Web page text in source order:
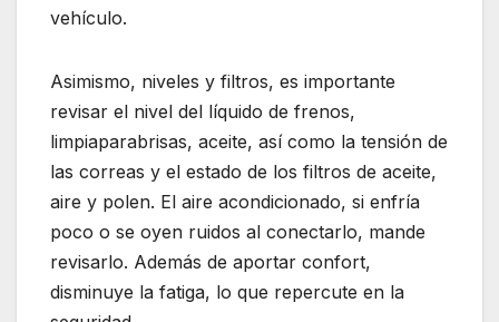
vehículo.
Asimismo, niveles y filtros, es importante
revisar el nivel del líquido de frenos,
limpiaparabrisas, aceite, así como la tensión de
las correas y el estado de los filtros de aceite,
aire y polen. El aire acondicionado, si enfría
poco o se oyen ruidos al conectarlo, mande
revisarlo. Además de aportar confort,
disminuye la fatiga, lo que repercute en la